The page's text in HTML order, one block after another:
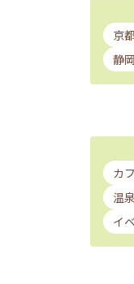
京都
静岡
カ
温泉
イ